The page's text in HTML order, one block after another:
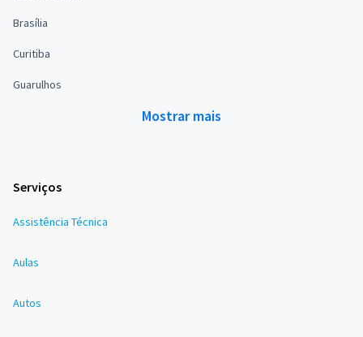
Brasília
Curitiba
Guarulhos
Mostrar mais
Serviços
Assistência Técnica
Aulas
Autos